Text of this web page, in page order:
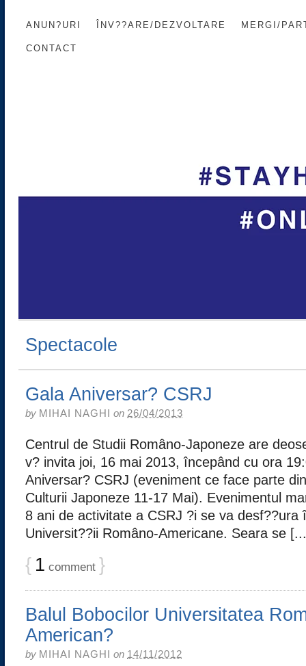
ANUN?URI ÎNV??ARE/DEZVOLTARE MERGI/
CONTACT
Spectacole
Gala Aniversar? CSRJ
by MIHAI NAGHI on 26/04/2013
Centrul de Studii Româno-Japoneze are
v? invita joi, 16 mai 2013, începând cu ora
Aniversar? CSRJ (eveniment ce face parte
Culturii Japoneze 11-17 Mai). Evenimentul
8 ani de activitate a CSRJ ?i se va desf??ura
Universit??ii Româno-Americane. Seara se
{ 1 comment }
Balul Bobocilor Universitatea
American?
by MIHAI NAGHI on 14/11/2012